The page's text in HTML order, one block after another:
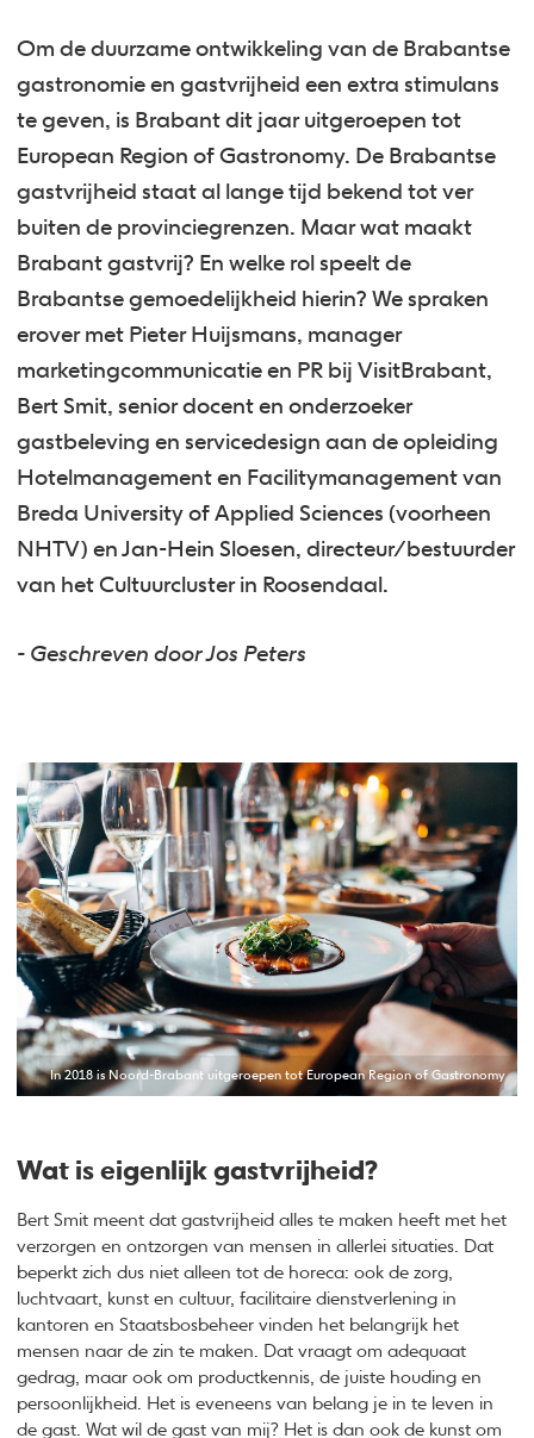
Om de duurzame ontwikkeling van de Brabantse
gastronomie en gastvrijheid een extra stimulans
te geven, is Brabant dit jaar uitgeroepen tot
European Region of Gastronomy. De Brabantse
gastvrijheid staat al lange tijd bekend tot ver
buiten de provinciegrenzen. Maar wat maakt
Brabant gastvrij? En welke rol speelt de
Brabantse gemoedelijkheid hierin? We spraken
erover met Pieter Huijsmans, manager
marketingcommunicatie en PR bij VisitBrabant,
Bert Smit, senior docent en onderzoeker
gastbeleving en servicedesign aan de opleiding
Hotelmanagement en Facilitymanagement van
Breda University of Applied Sciences (voorheen
NHTV) en Jan-Hein Sloesen, directeur/bestuurder
van het Cultuurcluster in Roosendaal.
- Geschreven door Jos Peters
In 2018 is Noord-Brabant uitgeroepen tot European Region of Gastronomy
Wat is eigenlijk gastvrijheid?
Bert Smit meent dat gastvrijheid alles te maken heeft met het
verzorgen en ontzorgen van mensen in allerlei situaties. Dat
beperkt zich dus niet alleen tot de horeca: ook de zorg,
luchtvaart, kunst en cultuur, facilitaire dienstverlening in
kantoren en Staatsbosbeheer vinden het belangrijk het
mensen naar de zin te maken. Dat vraagt om adequaat
gedrag, maar ook om productkennis, de juiste houding en
persoonlijkheid. Het is eveneens van belang je in te leven in
de gast. Wat wil de gast van mij? Het is dan ook de kunst om